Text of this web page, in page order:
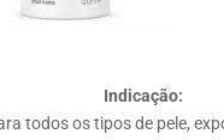
Indicação:
todos os tipos de pele,